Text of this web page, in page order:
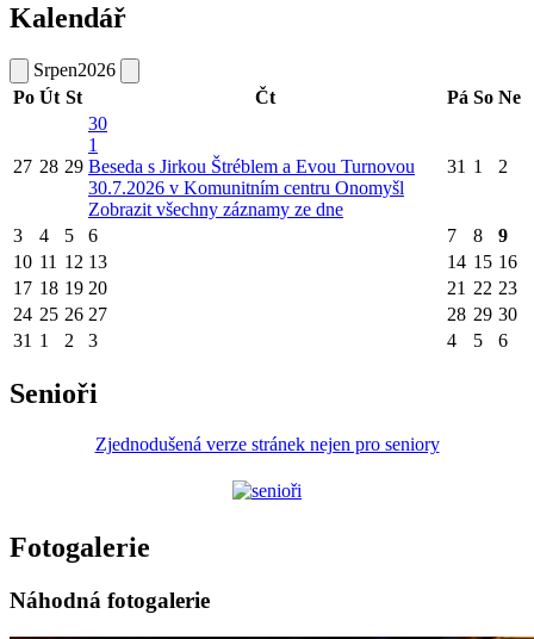
Kalendář
Srpen2026
Po Út St Čt Pá So Ne
27 28 29
30
1
Beseda s Jirkou Štréblem a Evou Turnovou
30.7.2026 v Komunitním centru Onomyšl
Zobrazit všechny záznamy ze dne
31 1 2
3 4 5 6 7 8
9
10 11 12 13 14 15 16
17 18 19 20 21 22 23
24 25 26 27 28 29 30
31 1 2 3 4 5 6
Senioři
Zjednodušená verze stránek nejen pro seniory
Fotogalerie
Náhodná fotogalerie